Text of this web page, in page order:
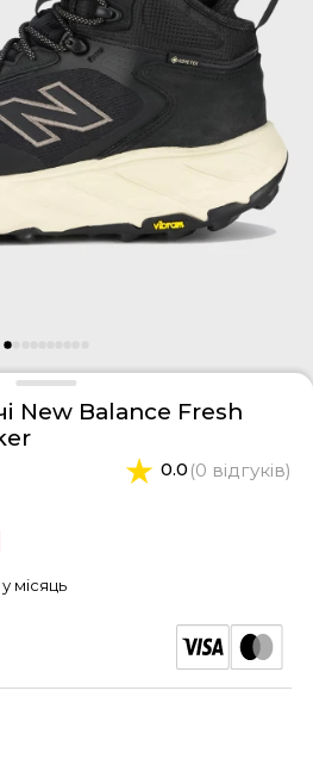
New Balance Fresh
0.0 (0 відгуків)
місяць